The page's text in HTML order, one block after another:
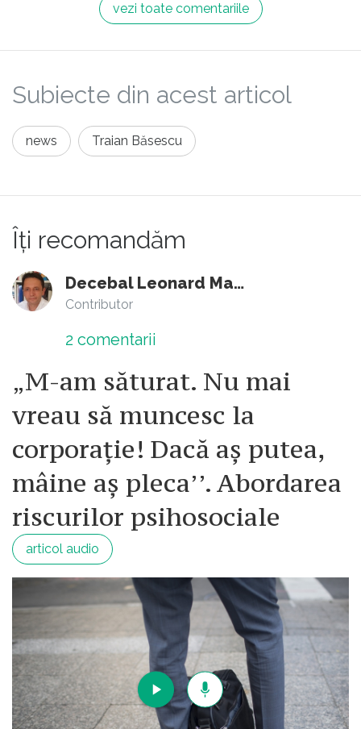
vezi toate comentariile
Subiecte din acest articol
news Traian Băsescu
Îți recomandăm
Decebal Leonard Marin
Contributor
2 comentarii
„M-am săturat. Nu mai
vreau să muncesc la
corporație! Dacă aș putea,
mâine aș pleca’’. Abordarea
riscurilor psihosociale
articol audio